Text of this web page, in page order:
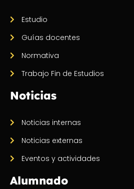
Estudio
Guías docentes
Normativa
Trabajo Fin de Estudios
Noticias
Noticias internas
Noticias externas
Eventos y actividades
Alumnado